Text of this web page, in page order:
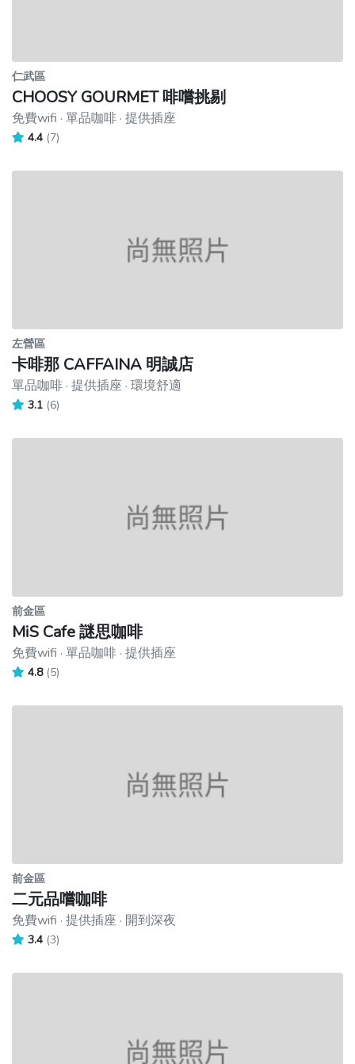
仁武區
CHOOSY GOURMET 啡嚐挑剔
免費wifi · 單品咖啡 · 提供插座
4.4 (7)
左營區
卡啡那 CAFFAINA 明誠店
單品咖啡 · 提供插座 · 環境舒適
3.1 (6)
前金區
MiS Cafe 謎思咖啡
免費wifi · 單品咖啡 · 提供插座
4.8 (5)
前金區
二元品嚐咖啡
免費wifi · 提供插座 · 開到深夜
3.4 (3)